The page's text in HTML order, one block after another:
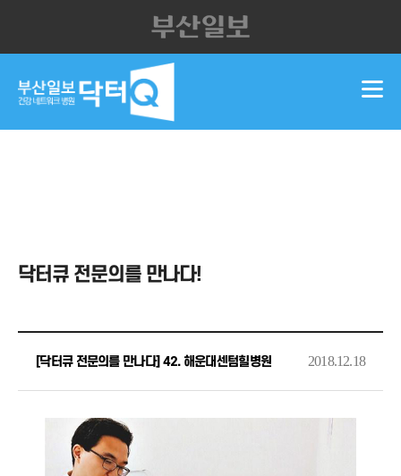
닥터큐 전문의를 만나다!
[닥터큐 전문의를 만나다] 42. 해운대센텀힐병원 2018.12.18